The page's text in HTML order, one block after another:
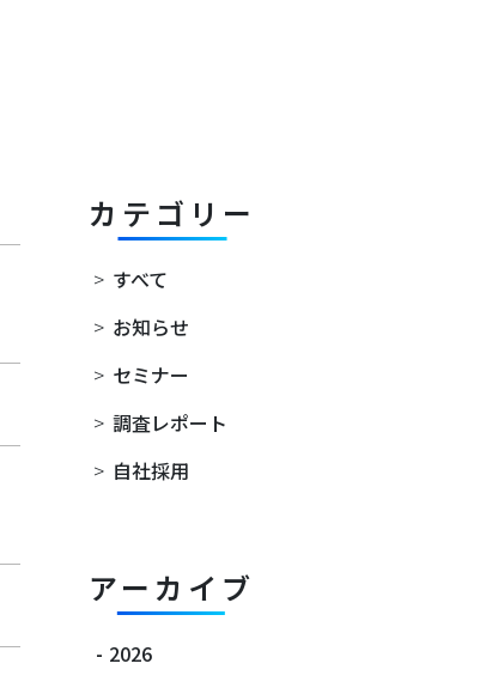
カテゴリー
> すべて
> お知らせ
> セミナー
> 調査レポート
> 自社採用
アーカイブ
- 2026